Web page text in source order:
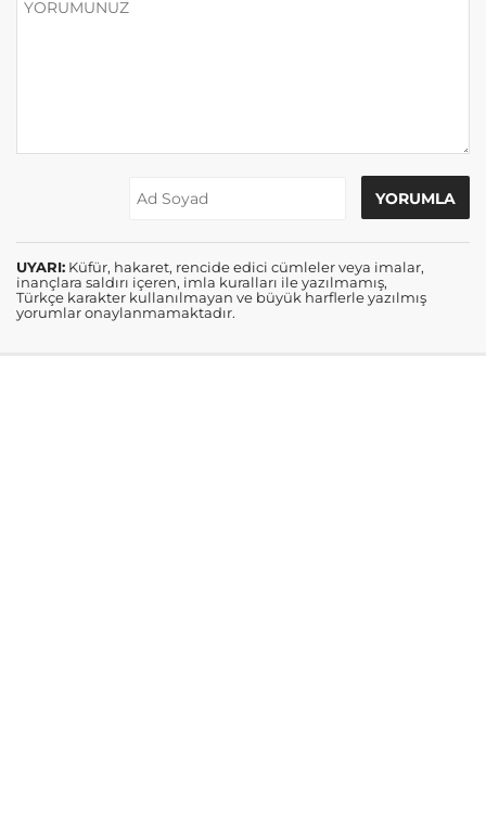
UYARI: Küfür, hakaret, rencide edici cümleler veya imalar,
inançlara saldırı içeren, imla kuralları ile yazılmamış,
Türkçe karakter kullanılmayan ve büyük harflerle yazılmış
yorumlar onaylanmamaktadır.